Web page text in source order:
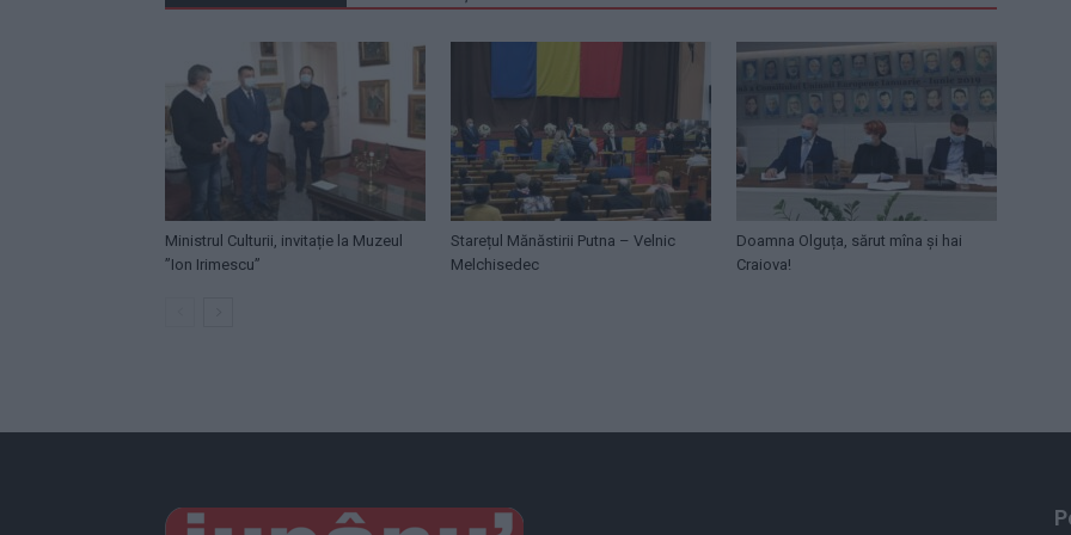
Ministrul Culturii, invitație la Muzeul
”Ion Irimescu”
Starețul Mănăstirii Putna – Velnic
Melchisedec
Doamna Olguța, sărut mîna și hai
Craiova!